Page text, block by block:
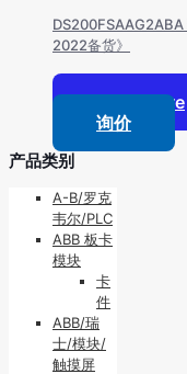
2022备货》
Read more
询价
产品类别
A-B/罗克
韦尔/PLC
ABB 板卡
模块
卡
件
ABB/瑞
士/模块/
触摸屏